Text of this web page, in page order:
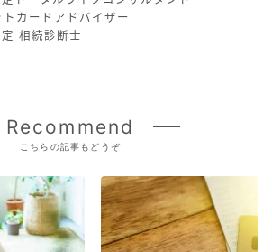
トカードアドバイザー
定 相続診断士
Recommend
こちらの記事もどうぞ